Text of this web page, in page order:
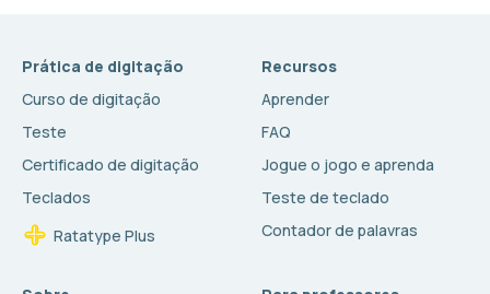
Prática de digitação
Curso de digitação
Teste
Certificado de digitação
Teclados
Ratatype Plus
Recursos
Aprender
FAQ
Jogue o jogo e aprenda
Teste de teclado
Contador de palavras